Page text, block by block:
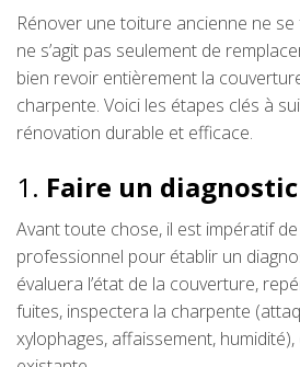
Rénover une toiture ancienne ne se
ne s’agit pas seulement de
bien revoir entièrement la
charpente. Voici les étapes clés à
rénovation durable et efficace.
1. Faire un
Avant toute chose, il est impératif
professionnel pour établir un
évaluera l’état de la couverture,
fuites, inspectera la charpente
xylophages, affaissement, humidité),